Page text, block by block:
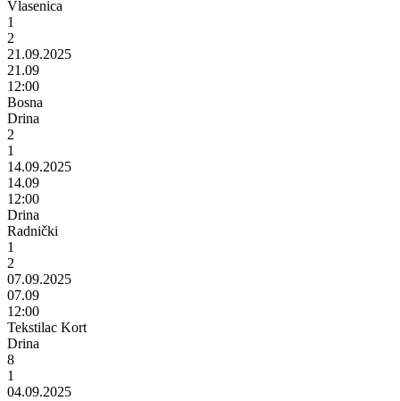
Vlasenica
1
2
21.09.2025
21.09
12:00
Bosna
Drina
2
1
14.09.2025
14.09
12:00
Drina
Radnički
1
2
07.09.2025
07.09
12:00
Tekstilac Kort
Drina
8
1
04.09.2025